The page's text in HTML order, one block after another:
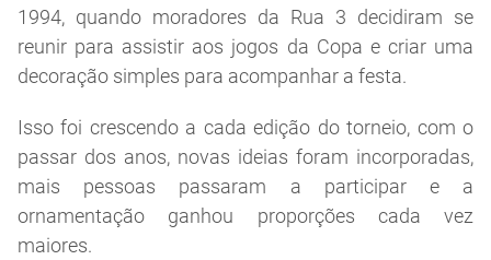
1994, quando moradores da Rua 3 decidiram se
reunir para assistir aos jogos da Copa e criar uma
decoração simples para acompanhar a festa.
Isso foi crescendo a cada edição do torneio, com o
passar dos anos, novas ideias foram incorporadas,
mais pessoas passaram a participar e a
ornamentação ganhou proporções cada vez
maiores.